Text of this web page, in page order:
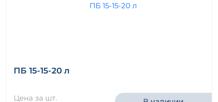
ПБ 15-15-20 л
Цена за шт.